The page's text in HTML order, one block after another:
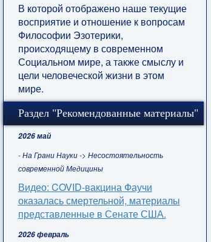
В которой отображено наше текущие
восприятие и отношение к вопросам
Философии Эзотерики,
происходящему в современном
Социальном мире, а также смыслу и
цели человеческой жизни в этом
мире.
Раздел "Рекомендованные материалы"
2026 май
- На Грани Науки -> Несостоятельность
современной Медицины
Видео: COVID-вакцина Фаучи
оказалась смертельной, материалы
представленные в Сенате США.
2026 февраль